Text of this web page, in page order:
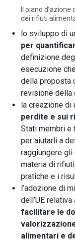
Il piano
dei rifiuti
lo sviluppo di
per
definizione
esecuzione
della proposta
revisione della
la creazione di
perdite e sui
Stati membri e
per aiutarli a
raggiungere
materia di
pratiche e i
l’adozione di
dell’UE
facilitare le
alimentari e